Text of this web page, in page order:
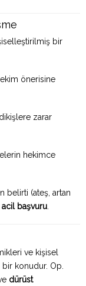
bir
önerisine
zarar
hekimce
belirti (ateş, artan
acil başvuru.
ve kişisel
konudur. Op.
dürüst